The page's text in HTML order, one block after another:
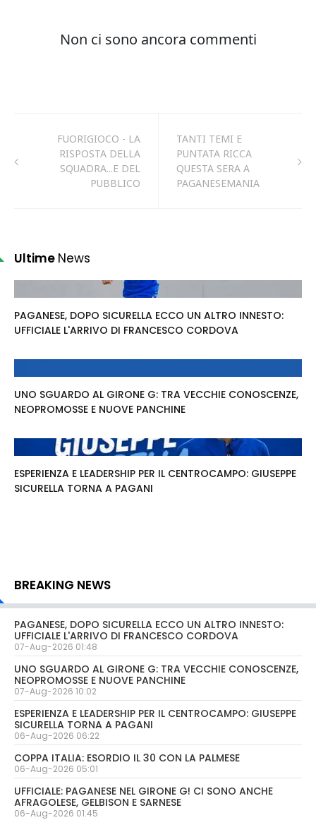
FUORIGIOCO - LA
RISPOSTA DELLA
SQUADRA...E DEL
PUBBLICO
TANTI TEMI E
PUNTATA RICCA
QUESTA SERA A
PAGANESEMANIA
Ultime News
PAGANESE, DOPO SICURELLA ECCO UN ALTRO INNESTO:
UFFICIALE L'ARRIVO DI FRANCESCO CORDOVA
UNO SGUARDO AL GIRONE G: TRA VECCHIE CONOSCENZE,
NEOPROMOSSE E NUOVE PANCHINE
ESPERIENZA E LEADERSHIP PER IL CENTROCAMPO: GIUSEPPE
SICURELLA TORNA A PAGANI
BREAKING NEWS
PAGANESE, DOPO SICURELLA ECCO UN ALTRO INNESTO:
UFFICIALE L'ARRIVO DI FRANCESCO CORDOVA
07-Aug-2026 01:48
UNO SGUARDO AL GIRONE G: TRA VECCHIE CONOSCENZE,
NEOPROMOSSE E NUOVE PANCHINE
07-Aug-2026 10:02
ESPERIENZA E LEADERSHIP PER IL CENTROCAMPO: GIUSEPPE
SICURELLA TORNA A PAGANI
06-Aug-2026 06:22
COPPA ITALIA: ESORDIO IL 30 CON LA PALMESE
06-Aug-2026 05:01
UFFICIALE: PAGANESE NEL GIRONE G! CI SONO ANCHE
AFRAGOLESE, GELBISON E SARNESE
06-Aug-2026 01:45